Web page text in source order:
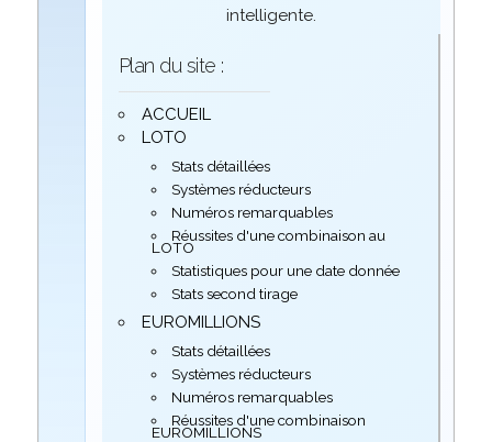
intelligente.
Plan du site :
ACCUEIL
LOTO
Stats détaillées
Systèmes réducteurs
Numéros remarquables
Réussites d'une combinaison au
LOTO
Statistiques pour une date donnée
Stats second tirage
EUROMILLIONS
Stats détaillées
Systèmes réducteurs
Numéros remarquables
Réussites d'une combinaison
EUROMILLIONS